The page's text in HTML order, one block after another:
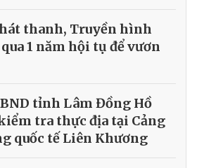
thanh, Truyền hình
1 năm hội tụ để vươn
tỉnh Lâm Đồng Hồ
tra thực địa tại Cảng
quốc tế Liên Khương